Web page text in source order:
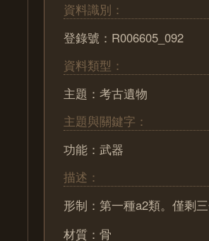
資料識別：
登錄號：R006605_092
資料類型：
主題：考古遺物
主題與關鍵字：
功能：武器
描述：
形制：第一種a2類。僅剩
材質：骨